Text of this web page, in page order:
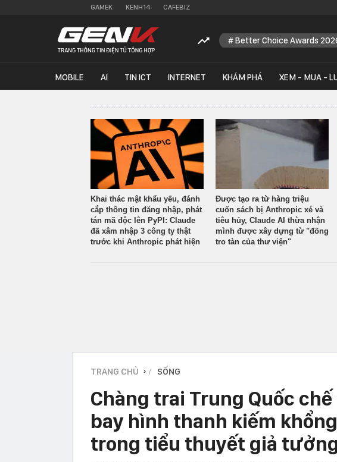
GAMEK KENH14 CAFEBIZ
Better Choice Awards
MOBILE AI TIN ICT INTERNET KHÁM PHÁ XEM - MUA -
Khai thác mật khẩu yếu, đánh
cắp thông tin đăng nhập, phát
tán mã độc lên PyPI: Claude
đã xâm nhập 3 công ty thật
trước khi Anthropic phát hiện
Được tạo ra từ hàng triệu
cuốn sách bị Anthropic xé và
tiêu hủy, Claude AI thừa nhận
mình được xây dựng từ "đống
tro tàn của thư viện"
TRANG CHỦ › SỐNG
Chàng trai Trung Quốc
bay hình thanh kiếm
trong tiểu thuyết giả